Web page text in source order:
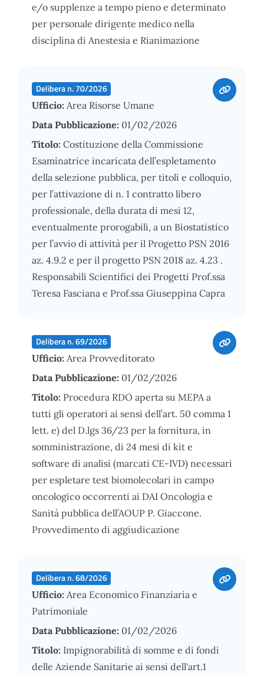
e/o supplenze a tempo pieno e determinato
per personale dirigente medico nella
disciplina di Anestesia e Rianimazione
Delibera n. 70/2026
Ufficio: Area Risorse Umane
Data Pubblicazione: 01/02/2026
Titolo: Costituzione della Commissione
Esaminatrice incaricata dell’espletamento
della selezione pubblica, per titoli e colloquio,
per l’attivazione di n. 1 contratto libero
professionale, della durata di mesi 12,
eventualmente prorogabili, a un Biostatistico
per l’avvio di attività per il Progetto PSN 2016
az. 4.9.2 e per il progetto PSN 2018 az. 4.23 .
Responsabili Scientifici dei Progetti Prof.ssa
Teresa Fasciana e Prof.ssa Giuseppina Capra
Delibera n. 69/2026
Ufficio: Area Provveditorato
Data Pubblicazione: 01/02/2026
Titolo: Procedura RDO aperta su MEPA a
tutti gli operatori ai sensi dell’art. 50 comma 1
lett. e) del D.lgs 36/23 per la fornitura, in
somministrazione, di 24 mesi di kit e
software di analisi (marcati CE-IVD) necessari
per espletare test biomolecolari in campo
oncologico occorrenti ai DAI Oncologia e
Sanità pubblica dell’AOUP P. Giaccone.
Provvedimento di aggiudicazione
Delibera n. 68/2026
Ufficio: Area Economico Finanziaria e
Patrimoniale
Data Pubblicazione: 01/02/2026
Titolo: Impignorabilità di somme e di fondi
delle Aziende Sanitarie ai sensi dell'art.1